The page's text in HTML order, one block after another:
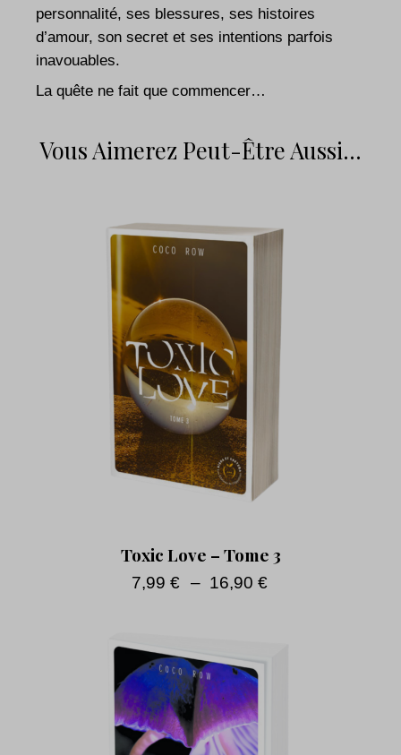
personnalité, ses blessures, ses histoires
d’amour, son secret et ses intentions parfois
inavouables.
La quête ne fait que commencer…
Vous Aimerez Peut-Être Aussi…
Toxic Love – Tome 3
7,99 € – 16,90 €